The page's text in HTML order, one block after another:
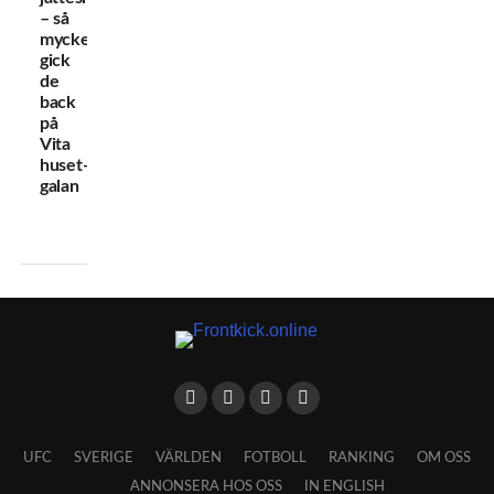
– så
mycket
gick
de
back
på
Vita
huset-
galan
UFC SVERIGE VÄRLDEN FOTBOLL RANKING OM OSS
ANNONSERA HOS OSS IN ENGLISH